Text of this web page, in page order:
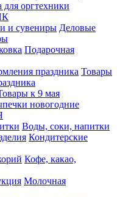
для оргтехники
Деловые
Подарочная
Товары
к 9 мая
новогодние
Воды, соки, напитки
Кондитерские
Кофе, какао,
Молочная